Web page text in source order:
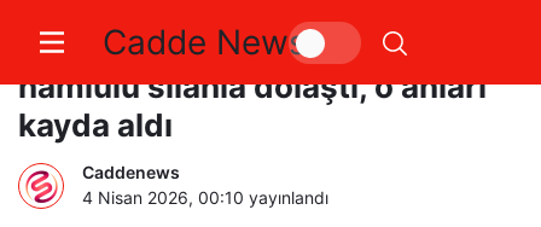
Cadde News
Küçükçekmece’de sokakta uzun
namlulu silahla dolaştı, o anları
kayda aldı
Caddenews
4 Nisan 2026, 00:10 yayınlandı